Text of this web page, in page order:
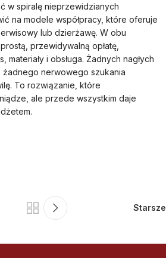
w spiralę nieprzewidzianych
na modele współpracy, które oferuje
lub dzierżawę. W obu
przewidywalną opłatę,
materiały i obsługa. Żadnych nagłych
żadnego nerwowego szukania
To rozwiązanie, które
ale przede wszystkim daje
Starsze